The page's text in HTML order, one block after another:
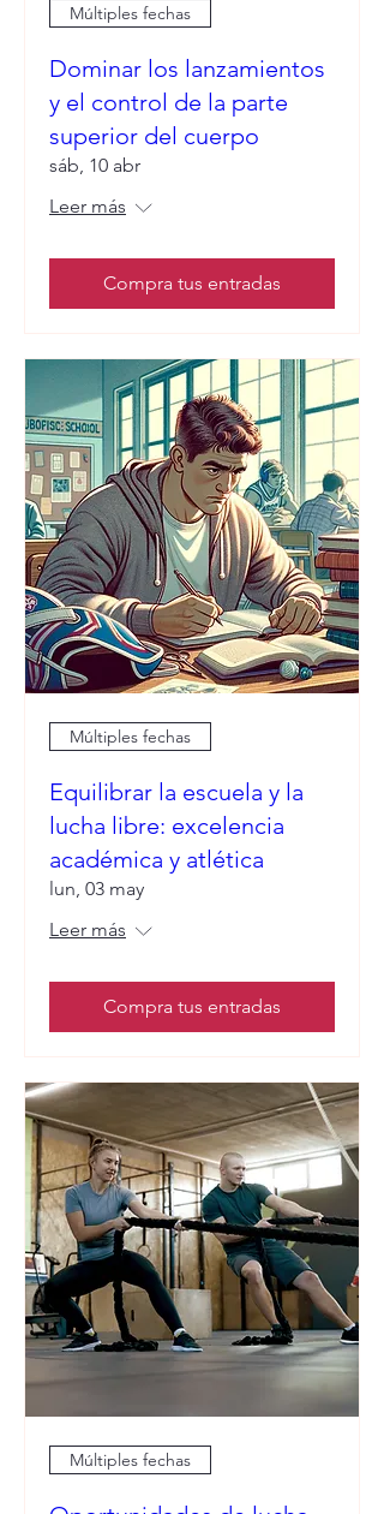
Múltiples fechas
Dominar los lanzamientos
y el control de la parte
superior del cuerpo
sáb, 10 abr
Leer más
Compra tus entradas
Múltiples fechas
Equilibrar la escuela y la
lucha libre: excelencia
académica y atlética
lun, 03 may
Leer más
Compra tus entradas
Múltiples fechas